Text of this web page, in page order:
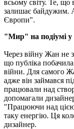
всьому світу. Те, що
залишає байдужим.
Європи".
"Мир" на подіумі у
Через війну Жан не
що публіка побачила
війни. Для самого
адже він займався
працювали над
допомагали
"Працюючи над цією
таку енергію. Ця
дизайнер.